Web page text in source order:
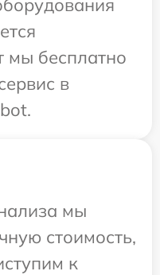
мы бесплатно
в
мы
стоимость,
к